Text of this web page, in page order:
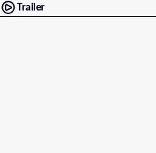
Trailer